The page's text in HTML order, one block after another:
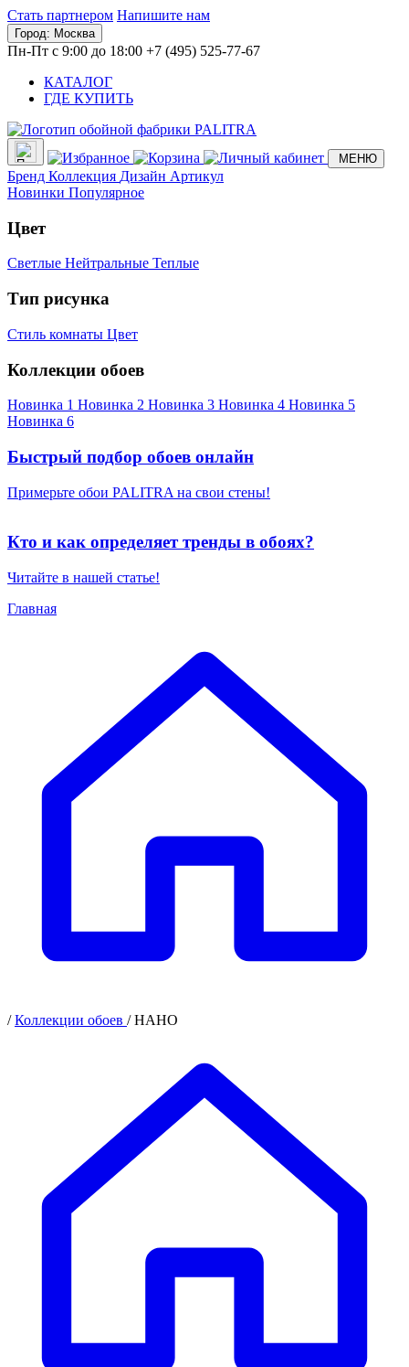
Стать партнером Напишите нам
Город: Москва
Пн-Пт с 9:00 до 18:00 +7 (495) 525-77-67
КАТАЛОГ
ГДЕ КУПИТЬ
МЕНЮ
Бренд Коллекция Дизайн Артикул
Новинки Популярное
Цвет
Светлые Нейтральные Теплые
Тип рисунка
Стиль комнаты Цвет
Коллекции обоев
Новинка 1 Новинка 2 Новинка 3 Новинка 4 Новинка 5
Новинка 6
Быстрый подбор обоев онлайн
Примерьте обои PALITRA на свои стены!
Кто и как определяет тренды в обоях?
Читайте в нашей статье!
Главная
/Коллекции обоев /НАНО